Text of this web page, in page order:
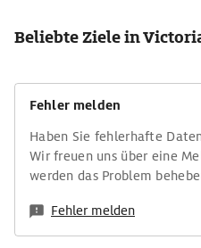
Beliebte Ziele in
Fehler melden
Haben Sie fehlerhafte
Wir freuen uns über eine
werden das Problem
Fehler melden